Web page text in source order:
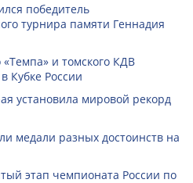
победитель
турнира памяти Геннадия
и томского КДВ
Кубке России
установила мировой рекорд
медали разных достоинств на
этап чемпионата России по